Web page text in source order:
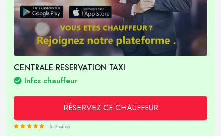
CENTRALE RESERVATION TAXI
Infos chauffeur
RÉSERVEZ CE CHAUFFEUR
5 étoiles